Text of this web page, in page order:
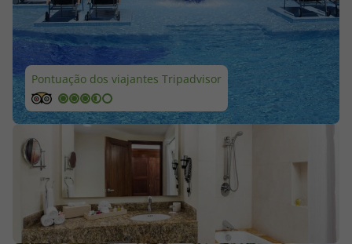
Cheque Viagem
Rede de Lojas
Blog TopViagens
Área de Cliente
Pontuação dos viajantes Tripadvisor